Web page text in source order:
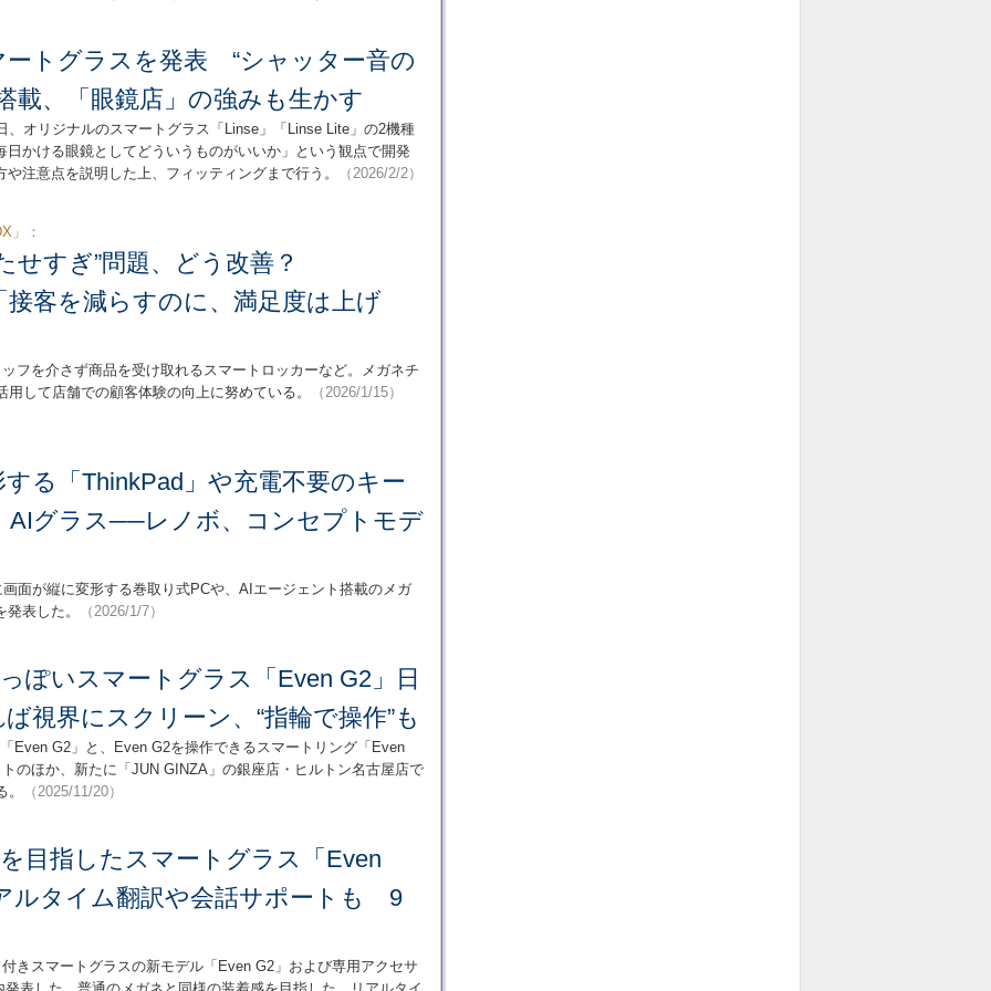
ートグラスを発表 “シャッター音の
載、「眼鏡店」の強みも生かす
、オリジナルのスマートグラス「Linse」「Linse Lite」の2機種
かける眼鏡としてどういうものがいいか」という観点で開発
注意点を説明した上、フィッティングまで行う。
（2026/2/2）
」：
せすぎ”問題、どう改善？
接客を減らすのに、満足度は上げ
フを介さず商品を受け取れるスマートロッカーなど。メガネチ
して店舗での顧客体験の向上に努めている。
（2026/1/15）
る「ThinkPad」や充電不要のキー
AIグラス──レノボ、コンセプトモデ
面が縦に変形する巻取り式PCや、AIエージェント搭載のメガ
表した。
（2026/1/7）
ぽいスマートグラス「Even G2」日
視界にスクリーン、“指輪で操作”も
Even G2」と、Even G2を操作できるスマートリング「Even
のほか、新たに「JUN GINZA」の銀座店・ヒルトン名古屋店で
（2025/11/20）
目指したスマートグラス「Even
ルタイム翻訳や会話サポートも 9
きスマートグラスの新モデル「Even G2」および専用アクセサ